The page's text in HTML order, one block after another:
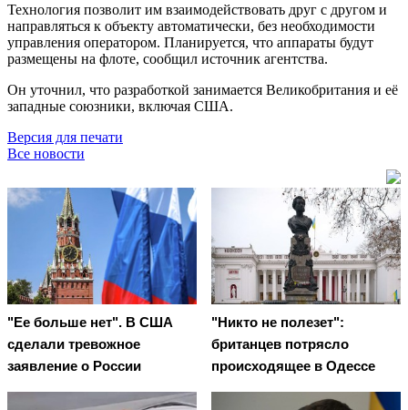
Технология позволит им взаимодействовать друг с другом и
направляться к объекту автоматически, без необходимости
управления оператором. Планируется, что аппараты будут
размещены на флоте, сообщил источник агентства.
Он уточнил, что разработкой занимается Великобритания и её
западные союзники, включая США.
Версия для печати
Все новости
"Ее больше нет". В США
сделали тревожное
заявление о России
"Никто не полезет":
британцев потрясло
происходящее в Одессе